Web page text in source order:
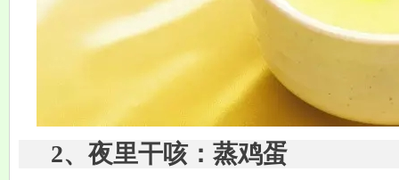
2、夜里干咳：蒸鸡蛋